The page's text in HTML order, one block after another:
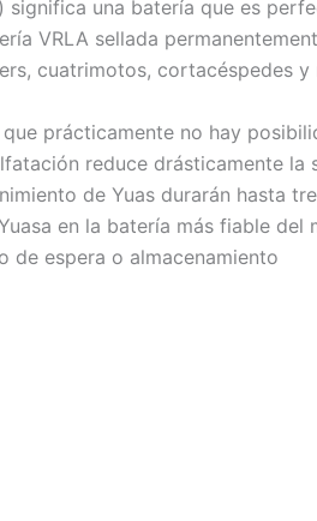
una batería que es
VRLA sellada
cuatrimotos, cortacéspedes
prácticamente no hay
reduce drásticamente
de Yuas durarán hasta
en la batería más fiable
de espera o almacenamiento